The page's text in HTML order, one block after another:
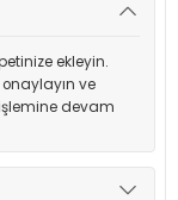
ekleyin.
ve
devam